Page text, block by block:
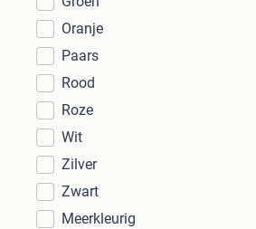
Oranje
Paars
Rood
Roze
Wit
Zilver
Zwart
Meerkleurig